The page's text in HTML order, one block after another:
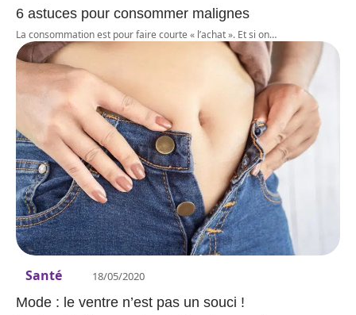
6 astuces pour consommer malignes
La consommation est pour faire courte « l’achat ». Et si on…
Santé 18/05/2020
Mode : le ventre n’est pas un souci !